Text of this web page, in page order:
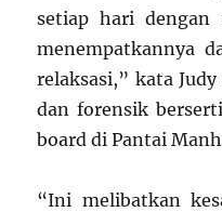
setiap hari dengan
menempatkannya
relaksasi,” kata
dan forensik
board di Pantai
“Ini melibatkan